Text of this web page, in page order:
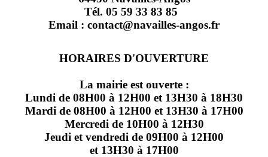
Tél. 05 59 33 83 85
Email : contact@navailles-angos.fr
HORAIRES D'OUVERTURE
La mairie est ouverte :
Lundi de 08H00 à 12H00 et 13H30 à 18H30
Mardi de 08H00 à 12H00 et 13H30 à 17H00
Mercredi de 10H00 à 12H30
Jeudi et vendredi de 09H00 à 12H00
et 13H30 à 17H00